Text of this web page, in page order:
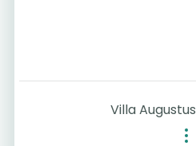
Villa Augustus